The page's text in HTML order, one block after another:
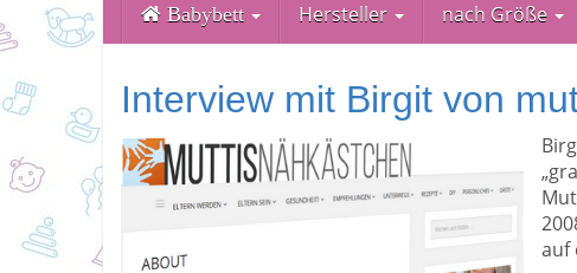
Babybett Hersteller nach Größe
Interview mit Birgit von
auf